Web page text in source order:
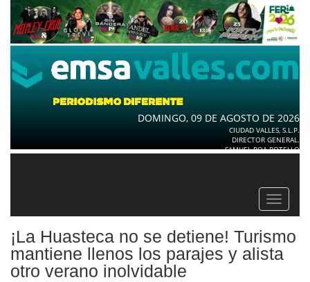
DOMINGO, 09 DE AGOSTO DE 2026
CIUDAD VALLES, S.L.P.
DIRECTOR GENERAL.
SAMUEL ROA BOTELLO
Toggle
¡La Huasteca no se detiene! Turismo
mantiene llenos los parajes y alista
otro verano inolvidable